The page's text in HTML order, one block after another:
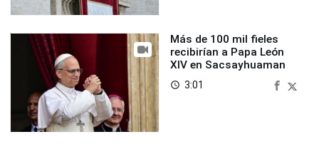
Más de 100 mil fieles
recibirían a Papa León
XIV en Sacsayhuaman
access_time 3:01